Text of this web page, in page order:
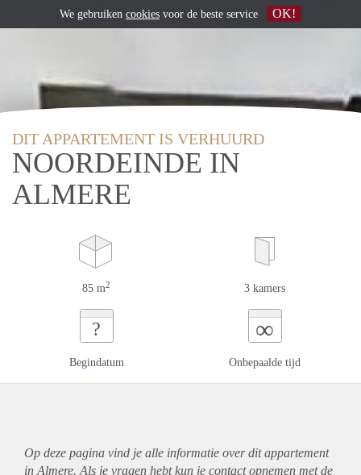
DIT APPARTEMENT IS VERHUURD
NOORDEINDE IN
ALMERE
85 m2 3 kamers
?
Begindatum
∞
Onbepaalde tijd
Op deze pagina vind je alle informatie over ditappartement
in Almere. Als je vragen hebt kun je contact opnemen met de
We gebruiken cookies voor de beste service OK!